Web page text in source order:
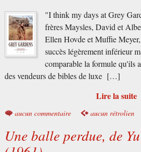
"I think my days at Grey
frères Maysles, David et
Ellen Hovde et Muffie
succès légèrement inférieur
comparable la formule qu'ils
des vendeurs de bibles de luxe […]
Lire la suite
aucun commentaire aucun rétrolien
Une balle perdue, de